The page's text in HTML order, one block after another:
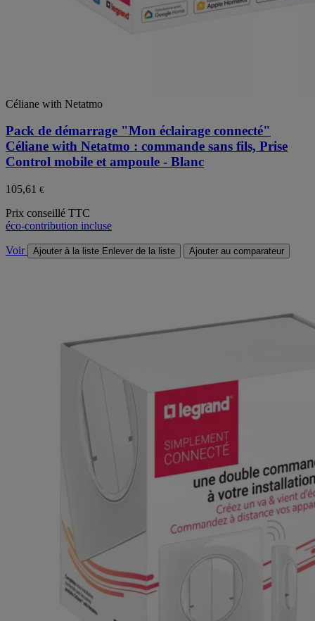
Céliane with Netatmo
Pack de démarrage "Mon éclairage connecté"
Céliane with Netatmo : commande sans fils, Prise
Control mobile et ampoule - Blanc
105,61 €
Prix conseillé TTC
éco-contribution incluse
Voir Ajouter à la liste Enlever de la liste Ajouter au comparateur